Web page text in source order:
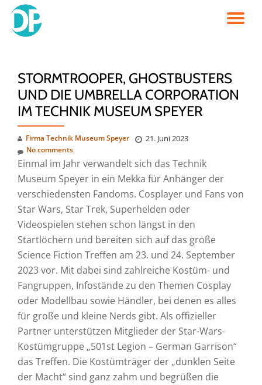
Skip
STORMTROOPER, GHOSTBUSTERS
UND DIE UMBRELLA CORPORATION
IM TECHNIK MUSEUM SPEYER
Firma Technik Museum Speyer 21. Juni 2023
No comments
Einmal im Jahr verwandelt sich das Technik
Museum Speyer in ein Mekka für Anhänger der
verschiedensten Fandoms. Cosplayer und Fans von
Star Wars, Star Trek, Superhelden oder
Videospielen stehen schon längst in den
Startlöchern und bereiten sich auf das große
Science Fiction Treffen am 23. und 24. September
2023 vor. Mit dabei sind zahlreiche Kostüm- und
Fangruppen, Infostände zu den Themen Cosplay
oder Modellbau sowie Händler, bei denen es alles
für große und kleine Nerds gibt. Als offizieller
Partner unterstützen Mitglieder der Star-Wars-
Kostümgruppe „501st Legion – German Garrison“
das Treffen. Die Kostümträger der „dunklen Seite
der Macht“ sind ganz zahm und begrüßen die